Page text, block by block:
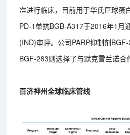
准进行临床，目前用于华氏巨球蛋
PD-1单抗BGB-A317于2016年1月
(IND)审评。公司PARP抑制剂
BGF-283则选择了与默克雪兰诺合
百济神州全球临床管线